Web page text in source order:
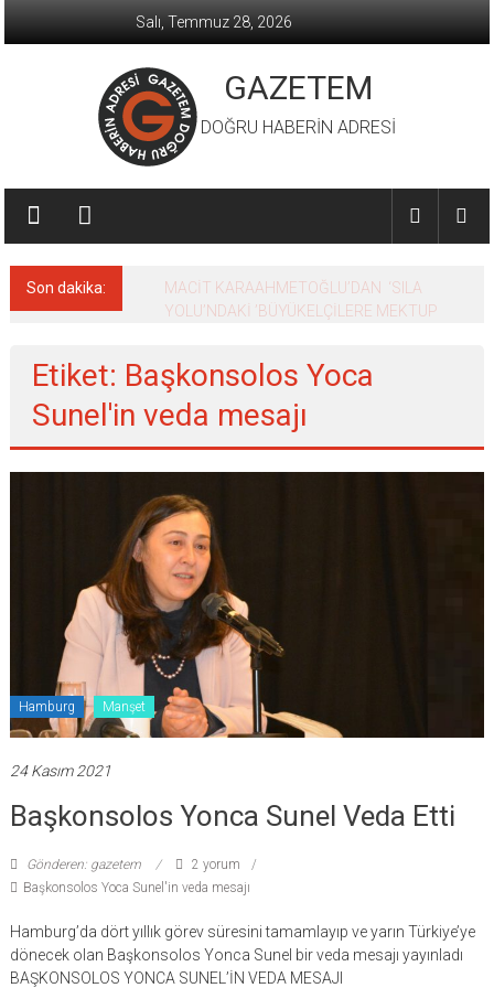
Salı, Temmuz 28, 2026
GAZETEM
DOĞRU HABERİN ADRESİ
Son dakika:
MACİT KARAAHMETOĞLU’DAN ‘SILA
YOLU’NDAKİ ’BÜYÜKELÇİLERE MEKTUP
Etiket: Başkonsolos Yoca
Sunel'in veda mesajı
Hamburg Manşet
24 Kasım 2021
Başkonsolos Yonca Sunel Veda Etti
Gönderen: gazetem
2 yorum
Başkonsolos Yoca Sunel'in veda mesajı
Hamburg’da dört yıllık görev süresini tamamlayıp ve yarın Türkiye’ye
dönecek olan Başkonsolos Yonca Sunel bir veda mesajı yayınladı
BAŞKONSOLOS YONCA SUNEL’İN VEDA MESAJI